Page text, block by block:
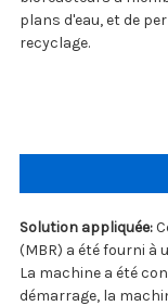
plans d'eau, et de
recyclage.
Solution appliquée:
(MBR) a été fourni à
La machine a été
démarrage, la